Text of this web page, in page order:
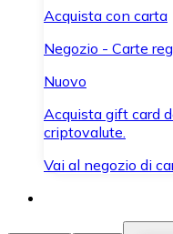
Acquista con carta
Negozio - Carte
Nuovo
Acquista gift card
criptovalute.
Vai al negozio di